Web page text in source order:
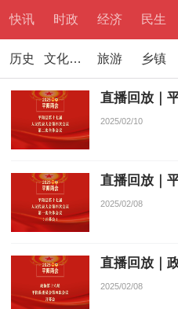
快讯 时政 经济 民生
历史 文化文学 旅游 乡镇
2025/02/10
2025/02/08
2025/02/08